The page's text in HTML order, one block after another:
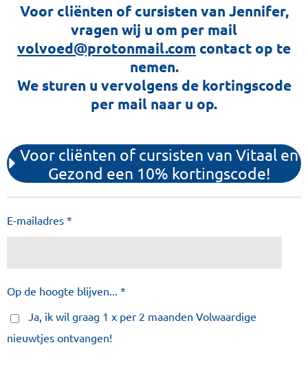
Voor cliënten of cursisten van Jennifer,
vragen wij u om per mail
volvoed@protonmail.com contact op te
nemen.
We sturen u vervolgens de kortingscode
per mail naar u op.
Voor cliënten of cursisten van Vitaal en
Gezond een 10% kortingscode!
E-mailadres *
Op de hoogte blijven... *
Ja, ik wil graag 1 x per 2 maanden Volwaardige
nieuwtjes ontvangen!